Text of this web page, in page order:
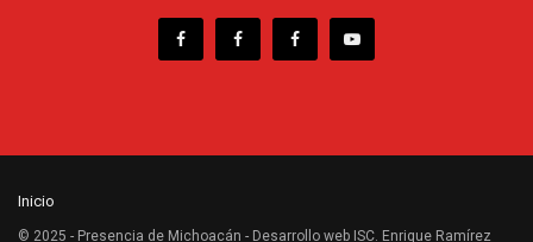
Inicio
© 2025 - Presencia de Michoacán - Desarrollo web ISC. Enrique Ramírez